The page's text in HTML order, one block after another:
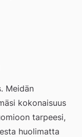
Meidän
kokonaisuus
tarpeesi,
huolimatta